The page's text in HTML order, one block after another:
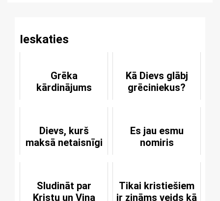
Ieskaties
Grēka
kārdinājums
Kā Dievs glābj
grēciniekus?
Dievs, kurš
maksā netaisnīgi
Es jau esmu
nomiris
Sludināt par
Kristu un Viņa
Tikai kristiešiem
ir zināms veids kā